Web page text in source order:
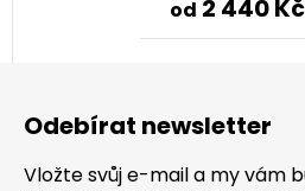
od 2 440 Kč
Odebírat newsletter
Vložte svůj e-mail a my vám